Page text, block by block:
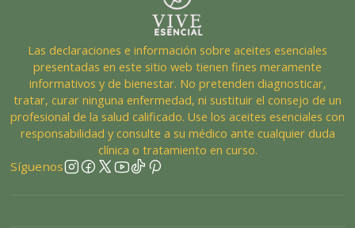
Las declaraciones e información sobre aceites esenciales
presentadas en este sitio web tienen fines meramente
informativos y de bienestar. No pretenden diagnosticar,
tratar, curar ninguna enfermedad, ni sustituir el consejo de un
profesional de la salud calificado. Use los aceites esenciales con
responsabilidad y consulte a su médico ante cualquier duda
clínica o tratamiento en curso.
Síguenos